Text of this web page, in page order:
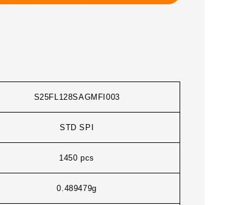
S25FL128SAGMFI003
STD SPI
1450 pcs
0.489479g